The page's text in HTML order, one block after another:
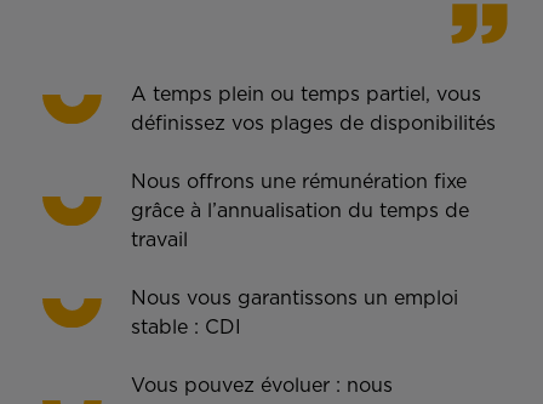
A temps plein ou temps partiel, vous
définissez vos plages de disponibilités
Nous offrons une rémunération fixe
grâce à l’annualisation du temps de
travail
Nous vous garantissons un emploi
stable : CDI
Vous pouvez évoluer : nous